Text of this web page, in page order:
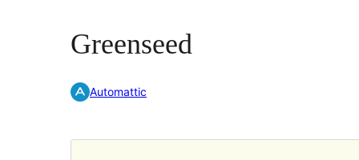
Greenseed
Automattic